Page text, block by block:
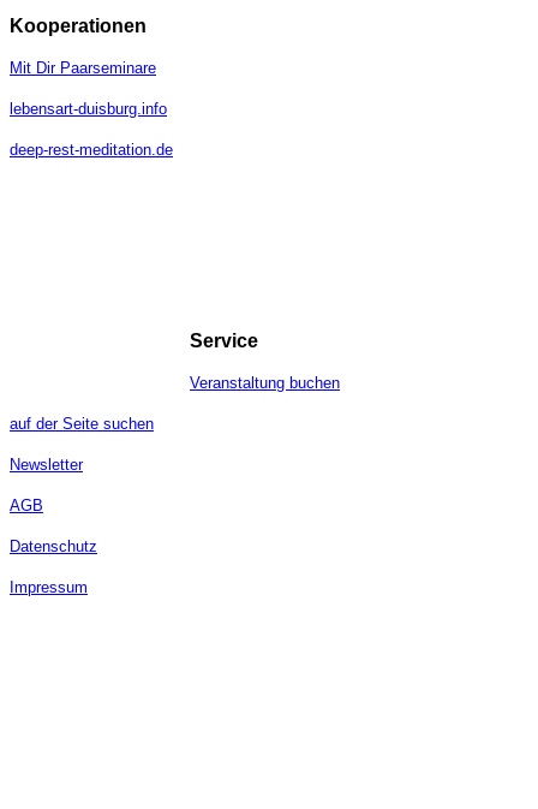
Kooperationen
Mit Dir Paarseminare
lebensart-duisburg.info
deep-rest-meditation.de
Service
Veranstaltung buchen
auf der Seite suchen
Newsletter
AGB
Datenschutz
Impressum